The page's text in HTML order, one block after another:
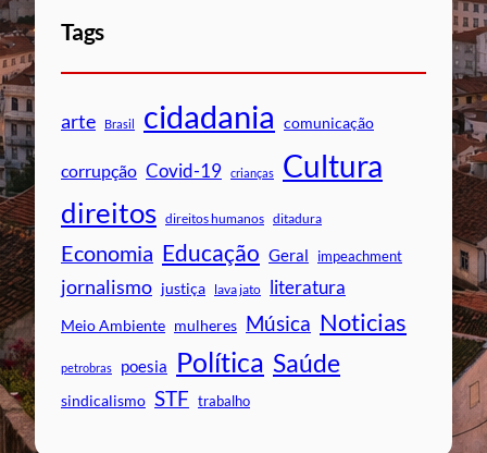
Tags
arte Brasil cidadania comunicação
corrupção Covid-19 crianças Cultura
direitos direitos humanos ditadura
Economia Educação Geral impeachment
jornalismo justiça lava jato literatura
Meio Ambiente mulheres Música Noticias
petrobras poesia Política Saúde
sindicalismo STF trabalho